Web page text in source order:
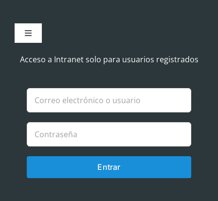
Toggle
Aviso Legal
Política de Cookies
Política de privacidad
Acceso a Intranet solo para usuarios registrados
Entrar